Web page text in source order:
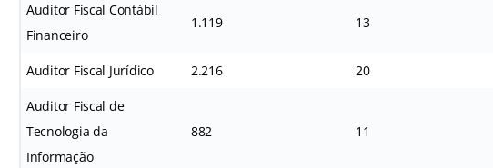
Auditor Fiscal Contábil
Financeiro
1.119 13
Auditor Fiscal Jurídico 2.216 20
Auditor Fiscal de
Tecnologia da
Informação
882 11